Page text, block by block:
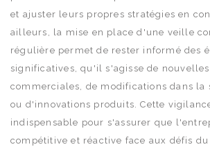
et ajuster leurs propres stratégies en
ailleurs, la mise en place d'une veille
régulière permet de rester informé des
significatives, qu'il s'agisse de
commerciales, de modifications dans la
ou d'innovations produits. Cette
indispensable pour s'assurer que
compétitive et réactive face aux défis du